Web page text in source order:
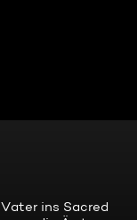
ins Sacred